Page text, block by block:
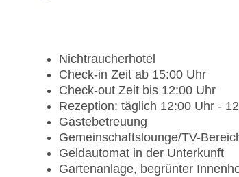
Nichtraucherhotel
Check-in Zeit ab 15:00 Uhr
Check-out Zeit bis 12:00 Uhr
Rezeption: täglich 12:00 Uhr -
Gästebetreuung
Gemeinschaftslounge/TV-
Geldautomat in der Unterkunft
Gartenanlage, begrünter